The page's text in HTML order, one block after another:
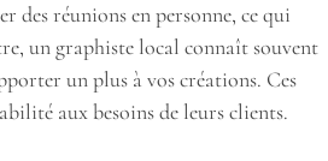
des réunions en personne, ce qui
un graphiste local connaît souvent
un plus à vos créations. Ces
aux besoins de leurs clients.